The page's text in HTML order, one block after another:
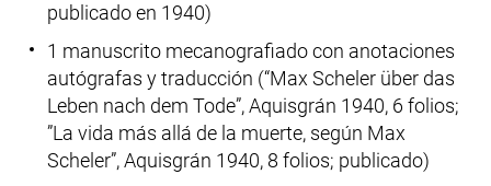
publicado en 1940)
1 manuscrito mecanografiado con anotaciones
autógrafas y traducción (“Max Scheler über das
Leben nach dem Tode”, Aquisgrán 1940, 6 folios;
”La vida más allá de la muerte, según Max
Scheler”, Aquisgrán 1940, 8 folios; publicado)